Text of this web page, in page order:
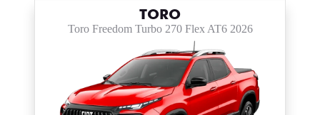
TORO
Toro Freedom Turbo 270 Flex AT6 2026